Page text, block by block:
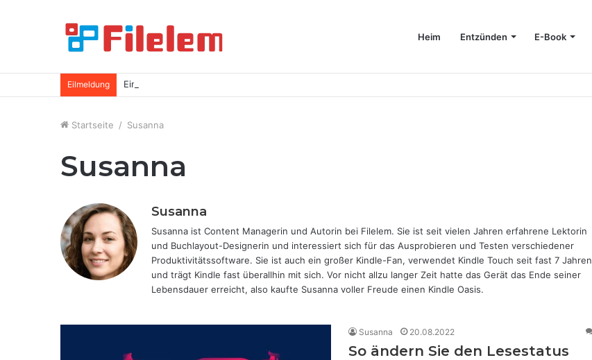
Heim Entzünden E-Book
Eilmeldung Einfache Tipps zum Freigeben von mehr Speicherplatz auf Ihrem Mac
Startseite / Susanna
Susanna
Susanna
Susanna ist Content Managerin und Autorin bei Filelem. Sie ist seit vielen Jahren erfahrene Lektorin
und Buchlayout-Designerin und interessiert sich für das Ausprobieren und Testen verschiedener
Produktivitätssoftware. Sie ist auch ein großer Kindle-Fan, verwendet Kindle Touch seit fast 7 Jahren
und trägt Kindle fast überallhin mit sich. Vor nicht allzu langer Zeit hatte das Gerät das Ende seiner
Lebensdauer erreicht, also kaufte Susanna voller Freude einen Kindle Oasis.
Susanna 20.08.2022
So ändern Sie den Lesestatus